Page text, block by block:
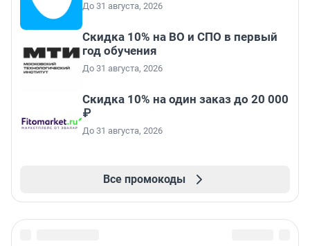
До 31 августа, 2026
Скидка 10% на ВО и СПО в первый
год обучения
До 31 августа, 2026
Скидка 10% на один заказ до 20 000
₽
До 31 августа, 2026
Все промокоды